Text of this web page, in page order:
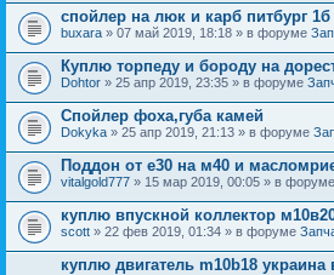
спойлер на люк и карб питбург 1б
buxara » 07 май 2019, 18:18 » в форуме
Куплю торпеду и бороду на
Dohtor » 25 апр 2019, 23:35 » в форуме
Спойлер фоха,губа камей
Dokyka » 25 апр 2019, 21:13 » в форуме
Поддон от е30 на м40 и
vitalgold777 » 15 мар 2019, 00:05 » в форуме
куплю впускной коллектор
scott » 22 фев 2019, 01:34 » в форуме
куплю двигатель m10b18 украина